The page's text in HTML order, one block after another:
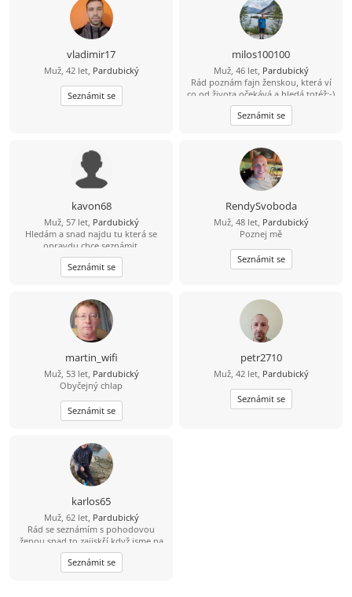
vladimir17
Muž, 42 let, Pardubický
Seznámit se
milos100100
Muž, 46 let, Pardubický
Rád poznám fajn ženskou, která ví
co od života očekává a hledá totéž:-)
Seznámit se
kavon68
Muž, 57 let, Pardubický
Hledám a snad najdu tu která se
opravdu chce seznámit.
Seznámit se
RendySvoboda
Muž, 48 let, Pardubický
Poznej mě
Seznámit se
martin_wifi
Muž, 53 let, Pardubický
Obyčejný chlap
Seznámit se
petr2710
Muž, 42 let, Pardubický
Seznámit se
karlos65
Muž, 62 let, Pardubický
Rád se seznámím s pohodovou
ženou,snad to zajiskří když jsme na
jiskření
Seznámit se